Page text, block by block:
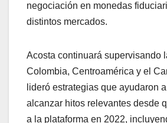
negociación en monedas
distintos mercados.
Acosta continuará supervisando
Colombia, Centroamérica y el
lideró estrategias que ayudaron
alcanzar hitos relevantes desde
a la plataforma en 2022,